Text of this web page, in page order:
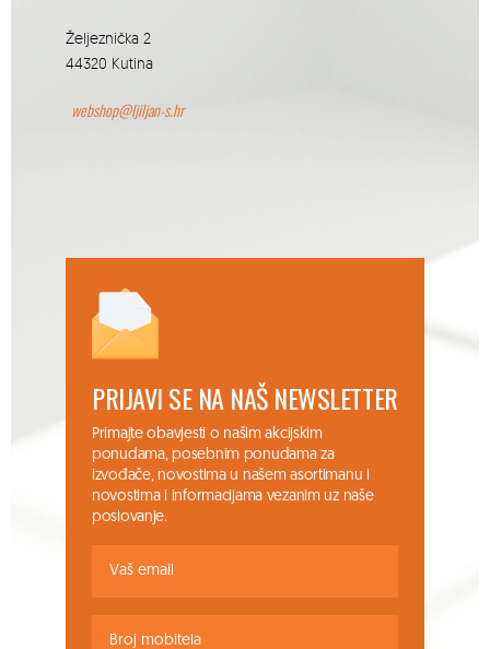
Željeznička 2
44320 Kutina
webshop@ljiljan-s.hr
PRIJAVI SE NA NAŠ NEWSLETTER
Primajte obavjesti o našim akcijskim
ponudama, posebnim ponudama za
izvođače, novostima u našem asortimanu i
novostima i informacijama vezanim uz naše
poslovanje.